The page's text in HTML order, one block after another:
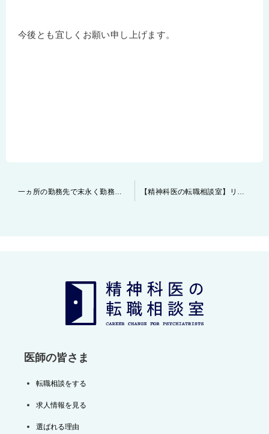
今後とも宜しくお願い申し上げます。
一ヵ所の勤務先で末永く勤務すること
医師の皆さま
転職相談をする
求人情報を見る
選ばれる理由